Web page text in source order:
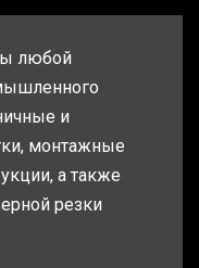
любой
и
монтажные
а также
резки